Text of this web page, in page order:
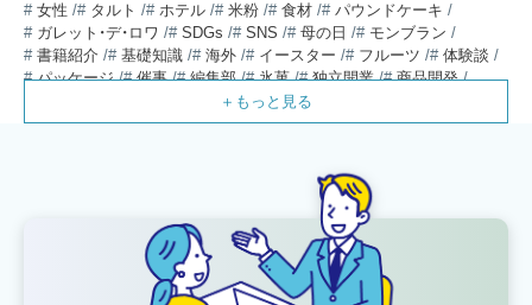
女性
タルト ホテル 米粉 食材
パウンドケーキ
ガレット・デ・ロワ
SDGs SNS 母の日
モンブラン
書籍紹介
基礎知識 海外 イースター フルーツ
体験談
パッケージ
催事 編集部 氷菓 独立開業
商品開発
ブーランジェ
販売促進
コラム パン スタッフ育成
就職活動
インタビュー
コロナ対策
ショコラティエ
ベーカリー 工場 専門学生
海外事情
ワークライフバランス
生菓子 アシェットデセール
フランス オーブン担当 チョコレート